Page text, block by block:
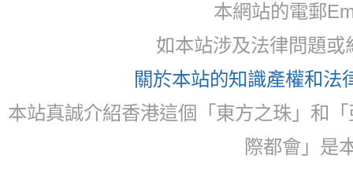
本網站的電郵
如本站涉及法律問題
關於本站的知識產權和法
本站真誠介紹香港這個「東方之珠」和
際都會」是